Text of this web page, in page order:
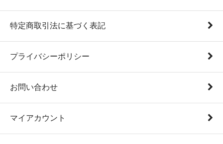
特定商取引法に基づく表記
プライバシーポリシー
お問い合わせ
マイアカウント